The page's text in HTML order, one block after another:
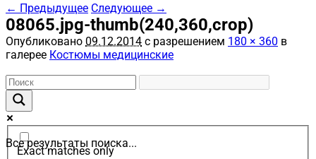
← Предыдущее Следующее →
08065.jpg-thumb(240,360,crop)
Опубликовано 09.12.2014 с разрешением 180 × 360 в
галерее Костюмы медицинские
Все результаты поиска...
Exact matches only